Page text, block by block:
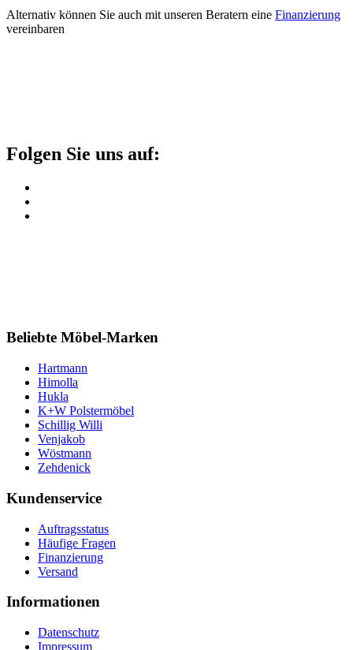
Alternativ können Sie auch mit unseren Beratern eine Finanzierung
vereinbaren
Folgen Sie uns auf:
Beliebte Möbel-Marken
Hartmann
Himolla
Hukla
K+W Polstermöbel
Schillig Willi
Venjakob
Wöstmann
Zehdenick
Kundenservice
Auftragsstatus
Häufige Fragen
Finanzierung
Versand
Informationen
Datenschutz
Impressum